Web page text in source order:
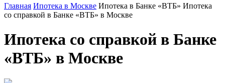
Главная Ипотека в Москве Ипотека в Банке «ВТБ» Ипотека
со справкой в Банке «ВТБ» в Москве
Ипотека со справкой в Банке
«ВТБ» в Москве